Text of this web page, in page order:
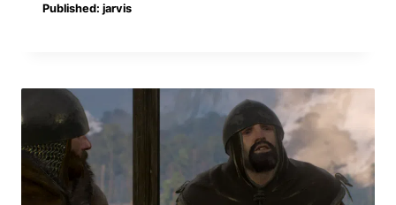
Published: jarvis